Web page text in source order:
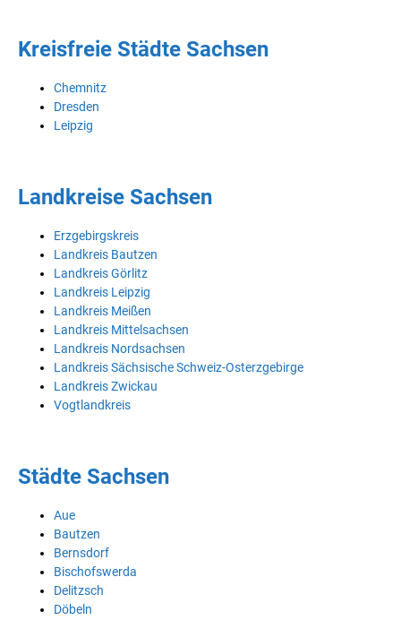
Kreisfreie Städte Sachsen
Chemnitz
Dresden
Leipzig
Landkreise Sachsen
Erzgebirgskreis
Landkreis Bautzen
Landkreis Görlitz
Landkreis Leipzig
Landkreis Meißen
Landkreis Mittelsachsen
Landkreis Nordsachsen
Landkreis Sächsische Schweiz-Osterzgebirge
Landkreis Zwickau
Vogtlandkreis
Städte Sachsen
Aue
Bautzen
Bernsdorf
Bischofswerda
Delitzsch
Döbeln